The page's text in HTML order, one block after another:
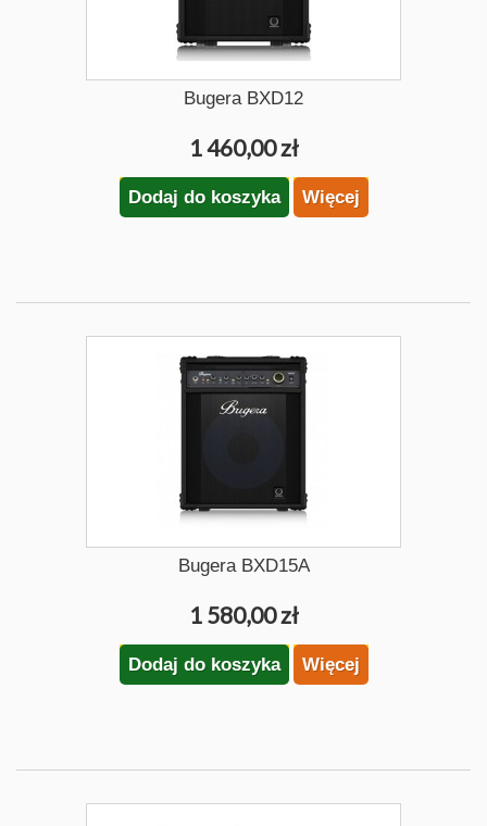
Bugera BXD12
1 460,00 zł
Dodaj do koszyka Więcej
Bugera BXD15A
1 580,00 zł
Dodaj do koszyka Więcej